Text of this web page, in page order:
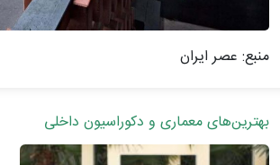
منبع: عصر ایران
بهترین‌های معماری و دکوراسیون داخلی